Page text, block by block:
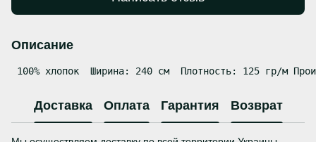
Описание
100% хлопок  Ширина: 240 см  Плотность: 125 гр/м
Доставка Оплата Гарантия Возврат